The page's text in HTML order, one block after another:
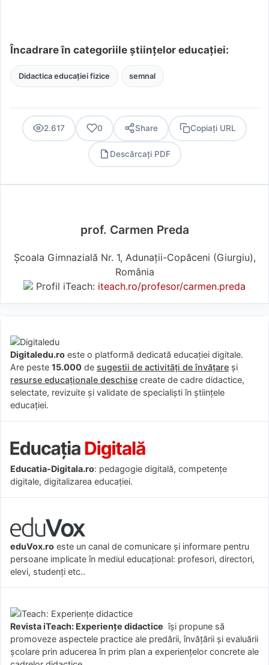
Încadrare în categoriile științelor educației:
Didactica educației fizice semnal
2.617 0 Share Copiați URL
Descărcați PDF
prof. Carmen Preda
Școala Gimnazială Nr. 1, Adunații-Copăceni (Giurgiu),
România
Profil iTeach: iteach.ro/profesor/carmen.preda
Digitaledu.ro este o platformă dedicată educației digitale.
Are peste 15.000 de sugestii de activități de învățare și
resurse educaționale deschise create de cadre didactice,
selectate, revizuite și validate de specialiști în științele
educației.
Educatia-Digitala.ro: pedagogie digitală, competențe
digitale, digitalizarea educației.
eduVox.ro este un canal de comunicare și informare pentru
persoane implicate în mediul educațional: profesori, directori,
elevi, studenți etc..
Revista iTeach: Experienţe didactice îşi propune să
promoveze aspectele practice ale predării, învăţării şi evaluării
şcolare prin aducerea în prim plan a experienţelor concrete ale